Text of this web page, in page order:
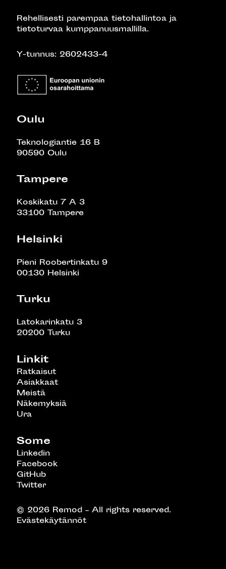
Rehellisesti parempaa tietohallintoa ja
tietoturvaa kumppanuusmallilla.
Y-tunnus: 2602433-4
Oulu
Teknologiantie 16 B
90590 Oulu
Tampere
Koskikatu 7 A 3
33100 Tampere
Helsinki
Pieni Roobertinkatu 9
00130 Helsinki
Turku
Latokarinkatu 3
20200 Turku
Linkit
Ratkaisut
Asiakkaat
Meistä
Näkemyksiä
Ura
Some
Linkedin
Facebook
GitHub
Twitter
© 2026 Remod – All rights reserved.
Evästekäytännöt